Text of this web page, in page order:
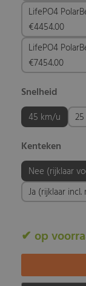
LifePO4
€4454.00
LifePO4
€7454.00
Snelheid
45 km/u
Kenteken
Nee (rijklaar
Ja (rijklaar
✔ op